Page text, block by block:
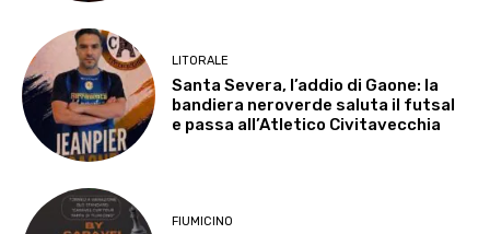
LITORALE
Santa Severa, l’addio di Gaone: la
bandiera neroverde saluta il futsal
e passa all’Atletico Civitavecchia
FIUMICINO